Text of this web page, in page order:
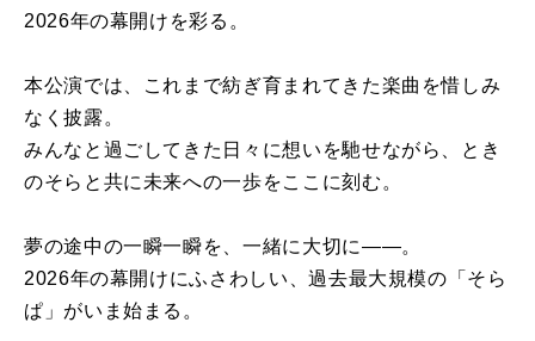
2026年の幕開けを彩る。
本公演では、これまで紡ぎ育まれてきた楽曲を惜しみ
なく披露。
みんなと過ごしてきた日々に想いを馳せながら、とき
のそらと共に未来への一歩をここに刻む。
夢の途中の一瞬一瞬を、一緒に大切に――。
2026年の幕開けにふさわしい、過去最大規模の「そら
ぱ」がいま始まる。